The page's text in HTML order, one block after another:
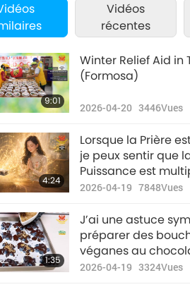
2023-06-15
Nouvelles
d'exception
2023-06-162775
40:08
Nouvelles
d'exception
2023-06-172697
37:20
Nouvelles
d'exception
2023-06-182812
Vidéos
récentes
9:01
Winter Relief Aid in
(Formosa)
2026-04-20 3446Vues
4:24
Lorsque la Prière
je peux sentir que
Puissance est
l’infini.
2026-04-19 7848Vues
1:35
J’ai une astuce
préparer des
véganes au
myrtilles et au
2026-04-19 3324Vues